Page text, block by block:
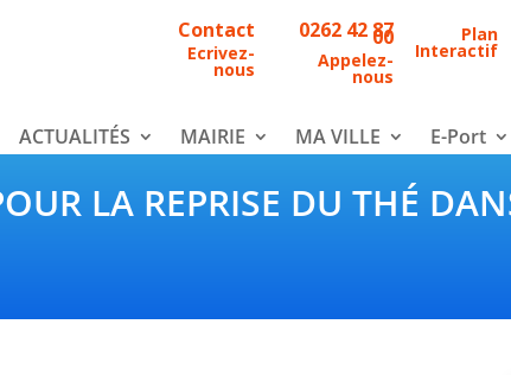
Contact
Ecrivez-
nous
0262 42 87
00
Appelez-
nous
Plan
Interactif
ACTUALITÉS MAIRIE MA VILLE E-Port
LA REPRISE DU THÉ